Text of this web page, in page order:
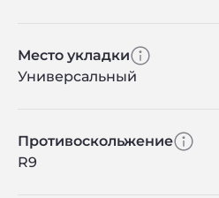
Место укладки
Универсальный
Противоскольжение
R9